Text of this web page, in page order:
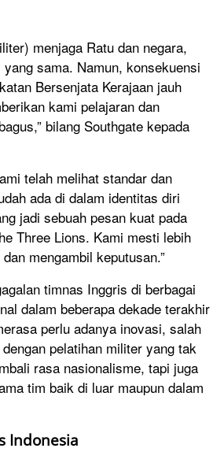
menjaga Ratu dan negara,
sama. Namun, konsekuensi
Bersenjata Kerajaan jauh
kami pelajaran dan
bilang Southgate kepada
telah melihat standar dan
ada di dalam identitas diri
jadi sebuah pesan kuat pada
Three Lions. Kami mesti lebih
mengambil keputusan.”
timnas Inggris di berbagai
dalam beberapa dekade terakhir
perlu adanya inovasi, salah
pelatihan militer yang tak
rasa nasionalisme, tapi juga
tim baik di luar maupun dalam
Indonesia